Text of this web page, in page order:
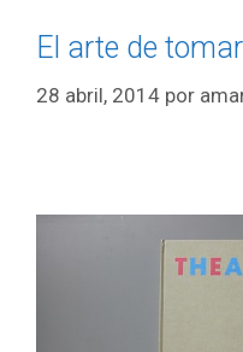
El arte de
28 abril, 2014 por